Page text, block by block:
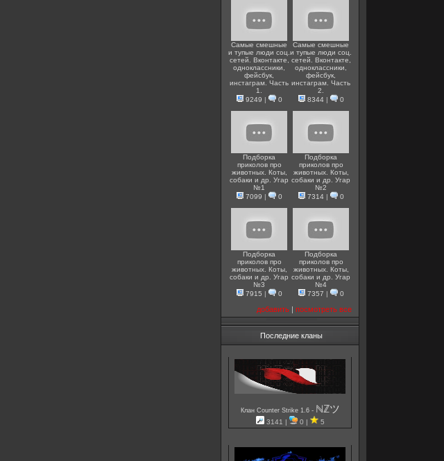
Самые смешные
и тупые люди соц.
сетей. Вконтакте,
одноклассники,
фейсбук,
инстаграм. Часть
1.
9249 | 0
Самые смешные
и тупые люди соц.
сетей. Вконтакте,
одноклассники,
фейсбук,
инстаграм. Часть
2.
8344| 0
Подборка
приколов про
животных. Коты,
собаки и др. Угар
№1
7099 | 0
Подборка
приколов про
животных. Коты,
собаки и др. Угар
№2
7314| 0
Подборка
приколов про
животных. Коты,
собаки и др. Угар
№3
7915 | 0
Подборка
приколов про
животных. Коты,
собаки и др. Угар
№4
7357 | 0
добавить | посмотреть все
Последние кланы
Клан Counter Strike 1.6 - ℕℤツ
3141 | 0 | 5